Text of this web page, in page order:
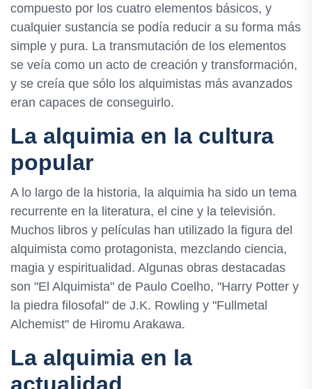
compuesto por los cuatro elementos básicos, y
cualquier sustancia se podía reducir a su forma más
simple y pura. La transmutación de los elementos
se veía como un acto de creación y transformación,
y se creía que sólo los alquimistas más avanzados
eran capaces de conseguirlo.
La alquimia en la cultura
popular
A lo largo de la historia, la alquimia ha sido un tema
recurrente en la literatura, el cine y la televisión.
Muchos libros y películas han utilizado la figura del
alquimista como protagonista, mezclando ciencia,
magia y espiritualidad. Algunas obras destacadas
son "El Alquimista" de Paulo Coelho, "Harry Potter y
la piedra filosofal" de J.K. Rowling y "Fullmetal
Alchemist" de Hiromu Arakawa.
La alquimia en la